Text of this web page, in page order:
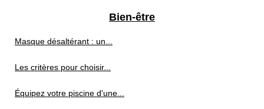
Bien-être
Masque désaltérant : un...
Les critères pour choisir...
Équipez votre piscine d'une...